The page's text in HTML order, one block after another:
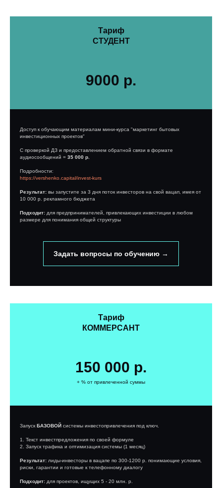
Тариф
СТУДЕНТ
9000 р.
Доступ к обучающим материалам мини-курса "маркетинг бытовых
инвестиционных проектов"
С проверкой ДЗ и предоставлением обратной связи в формате
аудиосообщений = 35 000 р.
Подробности:
https://vershenko.capital/invest-kurs
Результат: вы запустите за 3 дня поток инвесторов на свой вацап, имея от
10 000 р. рекламного бюджета
Подходит: для предпринимателей, привлекающих инвестиции в любом
размере для понимания общей структуры
Задать вопросы по обучению →
Тариф
КОММЕРСАНТ
150 000 р.
+ % от привлеченной суммы
Запуск БАЗОВОЙ системы инвестопривлечения под ключ.
1. Текст инвестпредложения по своей формуле
2. Запуск трафика и оптимизация системы (1 месяц)
Результат: лиды-инвесторы в вацапе по 300-1200 р. понимающие условия,
риски, гарантии и готовые к телефонному диалогу
Подходит: для проектов, ищущих 5 - 20 млн. р.